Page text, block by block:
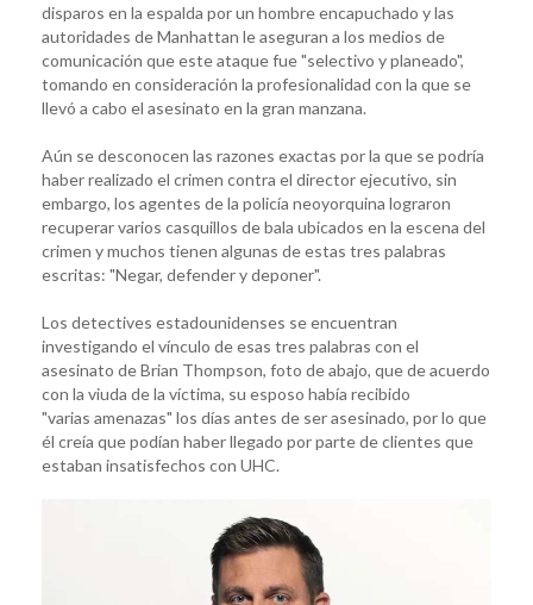
disparos en la espalda por un hombre encapuchado y las
autoridades de Manhattan le aseguran a los medios de
comunicación que este ataque fue "selectivo y planeado",
tomando en consideración la profesionalidad con la que se
llevó a cabo el asesinato en la gran manzana.
Aún se desconocen las razones exactas por la que se podría
haber realizado el crimen contra el director ejecutivo, sin
embargo, los agentes de la policía neoyorquina lograron
recuperar varios casquillos de bala ubicados en la escena del
crimen y muchos tienen algunas de estas tres palabras
escritas: "Negar, defender y deponer".
Los detectives estadounidenses se encuentran
investigando el vínculo de esas tres palabras con el
asesinato de Brian Thompson, foto de abajo, que de acuerdo
con la viuda de la víctima, su esposo había recibido
"varias amenazas" los días antes de ser asesinado, por lo que
él creía que podían haber llegado por parte de clientes que
estaban insatisfechos con UHC.